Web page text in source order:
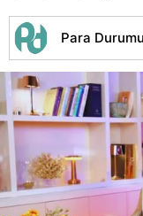
Para Durumu